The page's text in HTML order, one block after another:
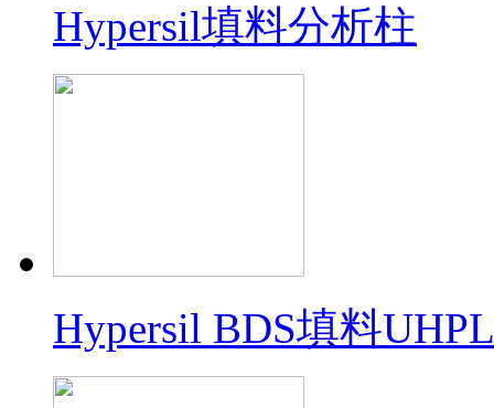
Hypersil填料分析柱
Hypersil BDS填料